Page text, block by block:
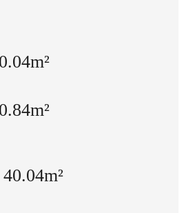
40.04m²